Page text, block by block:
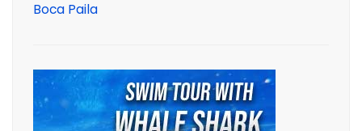
Boca Paila